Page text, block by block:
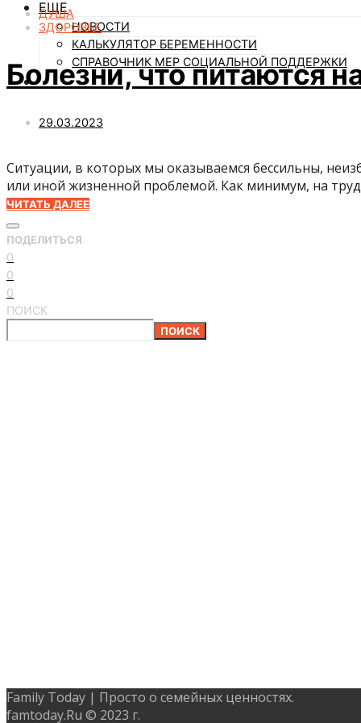
ЕЩЕ
НОВОСТИ
КАЛЬКУЛЯТОР БЕРЕМЕННОСТИ
СПРАВОЧНИК МЕР СОЦИАЛЬНОЙ ПОДДЕРЖКИ
ДУША
ЗДОРОВЬЕ
Болезни, что питаются
29.03.2023
Ситуации, в которых мы оказываемся бессильны,
или иной жизненной проблемой. Как минимум, на
ЧИТАТЬ ДАЛЕЕ
ПОДЕЛИТЬСЯ
0
0
0
ПОИСК
ПОИСК
Family Today | Просто о семейных ценностях.
famtoday.Ru © 2023 г.